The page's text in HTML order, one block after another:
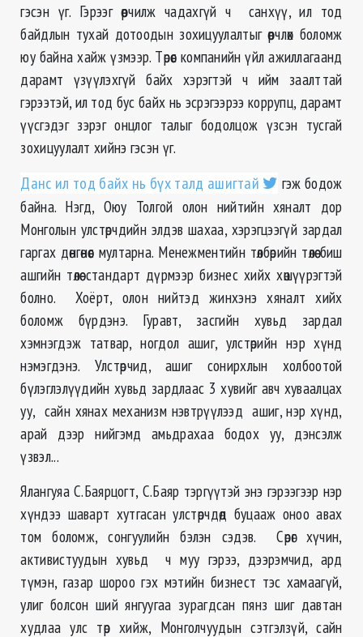
гэсэн үг. Гэрээг өөрчилж чадахгүй ч санхүү, ил тод
байдлын тухай дотоодын зохицуулалтыг өөрчлөх боломж
юу байна хайж үзмээр. Төрөөс компанийн үйл ажиллагаанд
дарамт үзүүлэхгүй байх хэрэгтэй ч ийм заалттай
гэрээтэй, ил тод бус байх нь эсрэгээрээ коррупц, дарамт
үүсгэдэг зэрэг онцлог талыг бодолцож үзсэн тусгай
зохицуулалт хийнэ гэсэн үг.
Данс ил тод байх нь бүх талд ашигтай
гэж бодож
байна. Нэгд, Оюу Толгой олон нийтийн хяналт дор
Монголын улстөрчдийн элдэв шахаа, хэрэгцээгүй зардал
гаргах дөнгөнөөс мултарна. Менежментийн төлбөрийн төлөө биш
ашгийн төлөө стандарт дүрмээр бизнес хийх хөшүүрэгтэй
болно. Хоёрт, олон нийтэд жинхэнэ хяналт хийх
боломж бүрдэнэ. Гуравт, засгийн хувьд зардал
хэмнэгдэж татвар, ногдол ашиг, улстөрийн нэр хүнд
нэмэгдэнэ. Улстөрчид, ашиг сонирхлын холбоотой
бүлэглэлүүдийн хувьд зардлаас 3 хувийг авч хуваалцах
уу, сайн хянах механизм нэвтрүүлээд ашиг, нэр хүнд,
арай дээр нийгэмд амьдрахаа бодох уу, дэнсэлж
үзвэл...
Ялангуяа С.Баярцогт, С.Баяр тэргүүтэй энэ гэрээгээр нэр
хүндээ шаварт хутгасан улстөрчдөд буцааж оноо авах
том боломж, сонгуулийн бэлэн сэдэв. Сөрөг хүчин,
активистуудын хувьд ч муу гэрээ, дээрэмчид, ард
түмэн, газар шороо гэх мэтийн бизнест тэс хамаагүй,
улиг болсон ший янгуугаа зурагдсан пянз шиг давтан
худлаа улс төр хийж, Монголчуудын сэтгэлзүй, сайн